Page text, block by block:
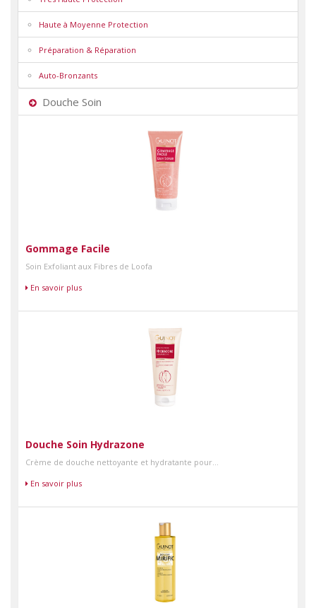
Haute à Moyenne Protection
Préparation & Réparation
Auto-Bronzants
Douche Soin
Gommage Facile
Soin Exfoliant aux Fibres de Loofa
En savoir plus
Douche Soin Hydrazone
Crème de douche nettoyante et hydratante pour...
En savoir plus